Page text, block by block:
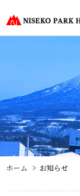
ホーム お知らせ